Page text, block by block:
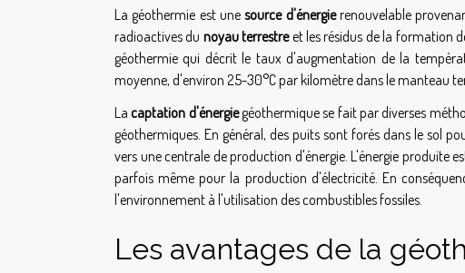
La géothermie est unesource d'énergierenouvelable
radioactives du noyau terrestreet les résidus de la formation
géothermie qui décrit le taux d'augmentation de la
moyenne, d'environ 25-30°C par kilomètre dans le manteau
Lacaptation d'énergiegéothermique se fait par diverses
géothermiques. En général, des puits sont forés dans le sol
vers une centrale de production d'énergie. L'énergie produite
parfois même pour la production d'électricité. En
l'environnement à l'utilisation des combustibles fossiles.
Les avantages de la